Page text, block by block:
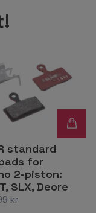
standard
for
2-piston:
SLX, Deore
kr